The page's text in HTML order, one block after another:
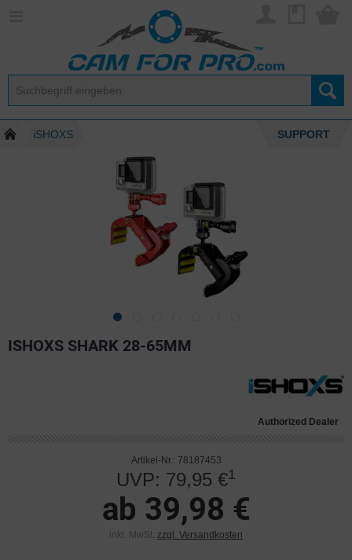
iSHOXS SUPPORT
ISHOXS SHARK 28-65MM
Authorized Dealer
Artikel-Nr.: 78187453
UVP: 79,95 €1
ab 39,98 €
inkl. MwSt. zzgl. Versandkosten